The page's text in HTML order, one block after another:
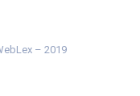
– 2019